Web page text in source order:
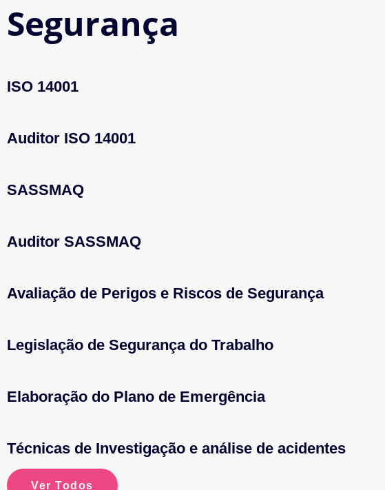
Segurança
ISO 14001
Auditor ISO 14001
SASSMAQ
Auditor SASSMAQ
Avaliação de Perigos e Riscos de Segurança
Legislação de Segurança do Trabalho
Elaboração do Plano de Emergência
Técnicas de Investigação e análise de acidentes
Ver Todos